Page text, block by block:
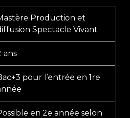
Production et
Spectacle Vivant
ans
pour l’entrée en 1re
en 2e année selon